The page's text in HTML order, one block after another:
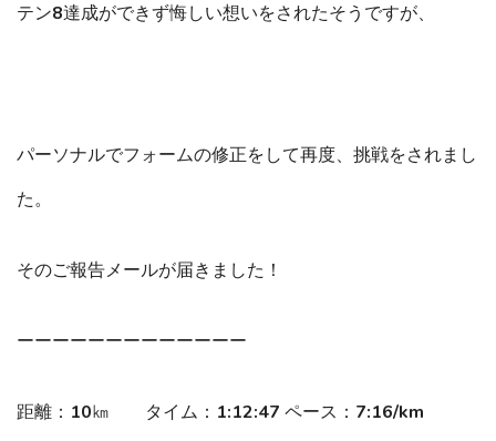
テン8達成ができず悔しい想いをされたそうですが、
パーソナルでフォームの修正をして再度、挑戦をされまし
た。
そのご報告メールが届きました！
ーーーーーーーーーーーーー
距離：10㎞ タイム：1:12:47 ペース：7:16/km